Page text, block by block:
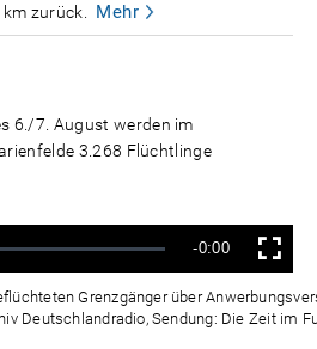
zurück.
Mehr
6./7. August werden im
3.268 Flüchtlinge
Verbleibende
Zeit
-0:00 Vollbild
Grenzgänger über
Deutschlandradio, Sendung: Die Zeit im